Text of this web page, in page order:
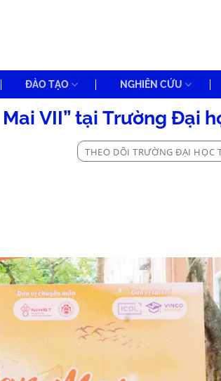
ĐÀO TẠO NGHIÊN CỨU
VII” tại Trường Đại
THEO DÕI TRƯỜNG ĐẠI HỌC